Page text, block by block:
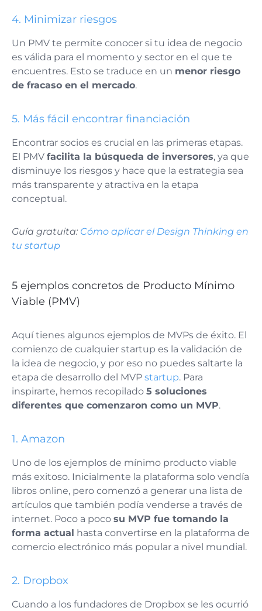
4. Minimizar riesgos
Un PMV te permite conocer si tu idea de negocio
es válida para el momento y sector en el que te
encuentres. Esto se traduce en un menor riesgo
de fracaso en el mercado.
5. Más fácil encontrar financiación
Encontrar socios es crucial en las primeras etapas.
El PMV facilita la búsqueda de inversores, ya que
disminuye los riesgos y hace que la estrategia sea
más transparente y atractiva en la etapa
conceptual.
Guía gratuita: Cómo aplicar el Design Thinking en
tu startup
5 ejemplos concretos de Producto Mínimo
Viable (PMV)
Aquí tienes algunos ejemplos de MVPs de éxito. El
comienzo de cualquier startup es la validación de
la idea de negocio, y por eso no puedes saltarte la
etapa de desarrollo del MVP startup. Para
inspirarte, hemos recopilado 5 soluciones
diferentes que comenzaron como un MVP.
1. Amazon
Uno de los ejemplos de mínimo producto viable
más exitoso. Inicialmente la plataforma solo vendía
libros online, pero comenzó a generar una lista de
artículos que también podía venderse a través de
internet. Poco a poco su MVP fue tomando la
forma actual
hasta convertirse en la plataforma de
comercio electrónico más popular a nivel mundial.
2. Dropbox
Cuando a los fundadores de Dropbox se les ocurrió